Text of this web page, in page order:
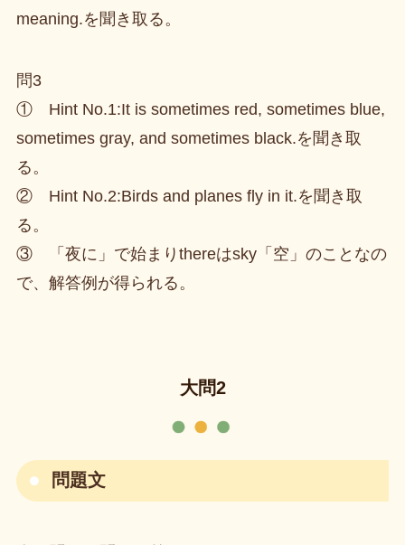
meaning.を聞き取る。
問3
① Hint No.1:It is sometimes red, sometimes blue,
sometimes gray, and sometimes black.を聞き取
る。
② Hint No.2:Birds and planes fly in it.を聞き取
る。
③ 「夜に」で始まりthereはsky「空」のことなの
で、解答例が得られる。
大問2
問題文